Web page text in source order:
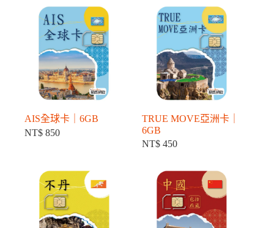
範
NT$ 160
到
NT$ 620
AIS全球卡｜6GB
NT$ 850
TRUE MOVE亞洲卡｜
6GB
NT$ 450